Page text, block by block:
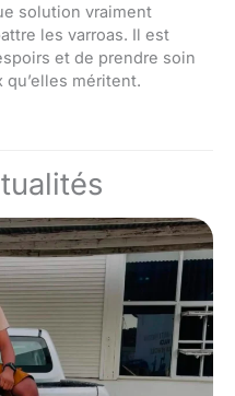
solution vraiment
les varroas. Il est
et de prendre soin
méritent.